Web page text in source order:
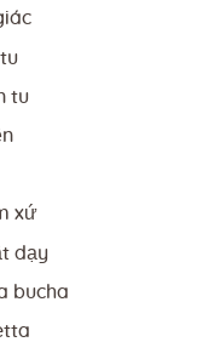
tu
xứ
dạy
bucha